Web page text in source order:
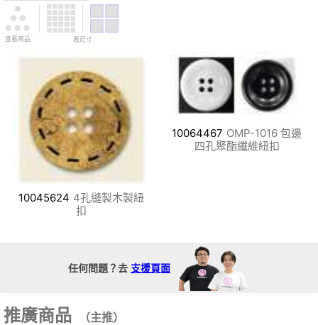
查看商品 看尺寸
10045624 4孔縫製木製紐
扣
10064467 OMP-1016 包邊
四孔聚酯纖維紐扣
任何問題？去 支援頁面
推廣商品 （主推）